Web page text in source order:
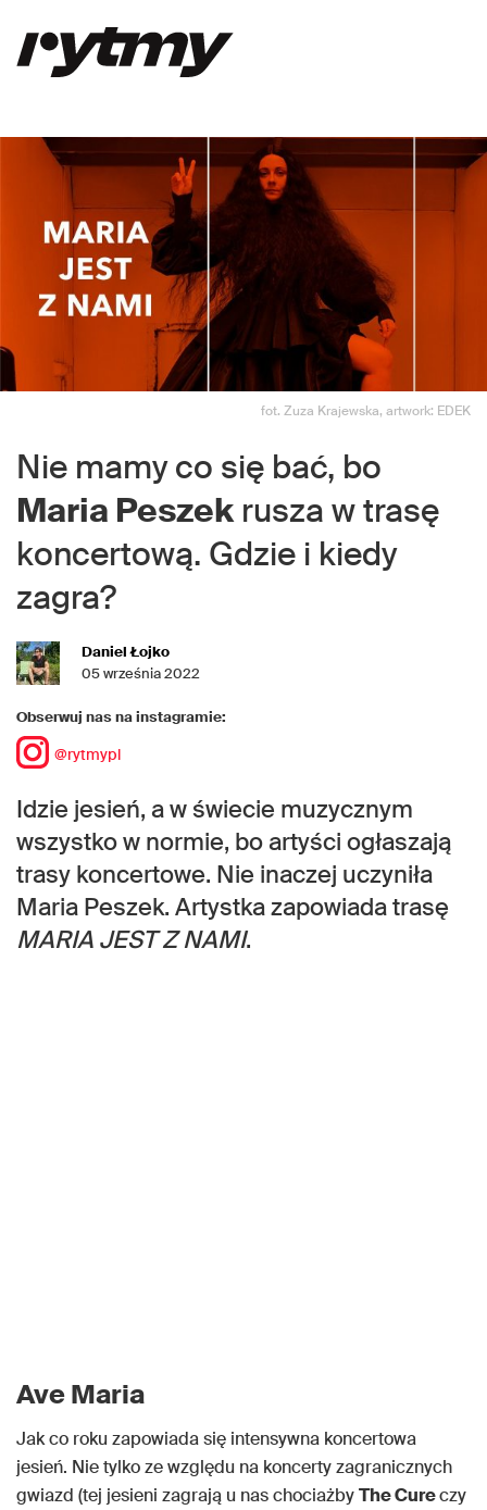
fot. Zuza Krajewska, artwork: EDEK
Nie mamy co się bać, bo
Maria Peszekrusza w trasę
koncertową. Gdzie i kiedy
zagra?
Daniel Łojko
05 września 2022
Obserwuj nas na instagramie:
@rytmypl
Idzie jesień, a w świecie muzycznym
wszystko w normie, bo artyści ogłaszają
trasy koncertowe. Nie inaczej uczyniła
Maria Peszek. Artystka zapowiada trasę
MARIA JEST Z NAMI.
Ave Maria
Jak co roku zapowiada się intensywna koncertowa
jesień. Nie tylko ze względu na koncerty zagranicznych
gwiazd (tej jesieni zagrają u nas chociażbyThe Cureczy